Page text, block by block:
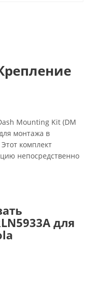
Mounting Kit (DM
монтажа в
комплект
непосредственно
для